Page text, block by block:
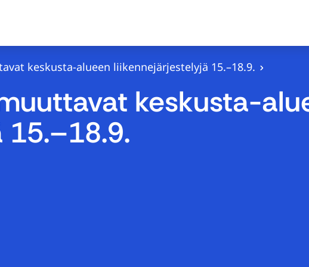
keskusta-alueen liikennejärjestelyjä 15.–18.9.
keskusta-